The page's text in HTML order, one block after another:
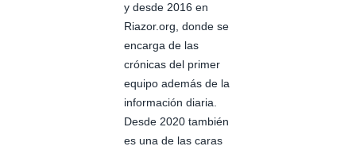
y desde 2016 en
Riazor.org, donde se
encarga de las
crónicas del primer
equipo además de la
información diaria.
Desde 2020 también
es una de las caras